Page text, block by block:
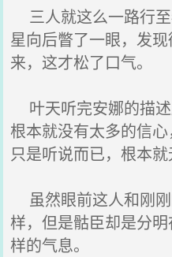
三人就这么一路行
星向后瞥了一眼，发
来，这才松了口气。
叶天听完安娜的描述
根本就没有太多的信
只是听说而已，根本就
虽然眼前这人和刚
样，但是骷臣却是分
样的气息。